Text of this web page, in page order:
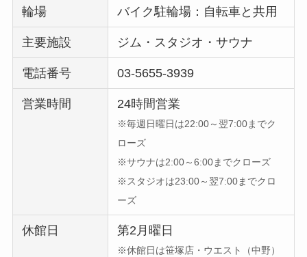
輪場
バイク駐輪場：自転車と共用
主要施設 ジム・スタジオ・サウナ
電話番号 03-5655-3939
営業時間 24時間営業
※毎週日曜日は22:00～翌7:00までク
ローズ
※サウナは2:00～6:00までクローズ
※スタジオは23:00～翌7:00までクロ
ーズ
休館日 第2月曜日
※休館日は笹塚店・ウエスト（中野）